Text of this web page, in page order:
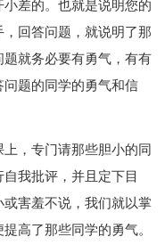
差的。也就是说明您的
回答问题，就说明了那
就务必要有勇气，有有
题的同学的勇气和信
，专门请那些胆小的同
我批评，并且定下目
害羞不说，我们就以掌
高了那些同学的勇气。